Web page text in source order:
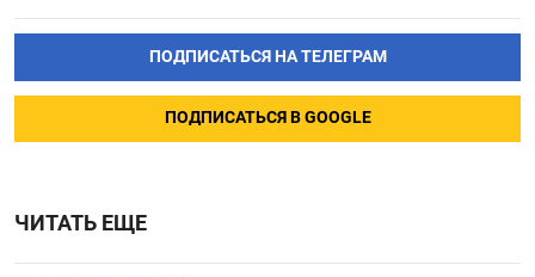
ПОДПИСАТЬСЯ НА ТЕЛЕГРАМ
ПОДПИСАТЬСЯ В GOOGLE
ЧИТАТЬ ЕЩЕ